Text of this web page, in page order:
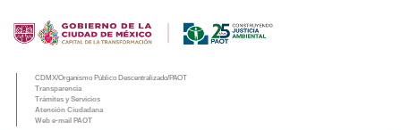
CDMX/Organismo Público Descentralizado/PAOT
Transparencia
Trámites y Servicios
Atención Ciudadana
Web e-mail PAOT